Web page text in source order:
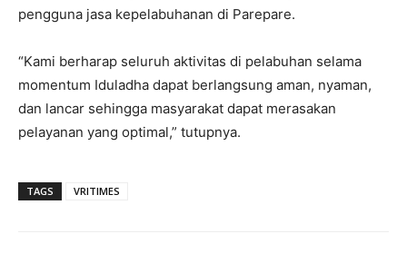
pengguna jasa kepelabuhanan di Parepare.
“Kami berharap seluruh aktivitas di pelabuhan selama
momentum Iduladha dapat berlangsung aman, nyaman,
dan lancar sehingga masyarakat dapat merasakan
pelayanan yang optimal,” tutupnya.
TAGS VRITIMES